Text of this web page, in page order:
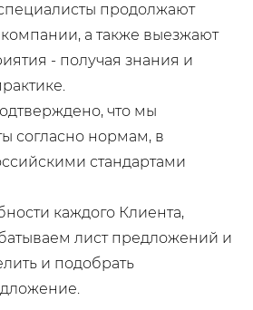
продолжают
а также выезжают
- получая знания и
что мы
согласно нормам, в
стандартами
каждого Клиента,
лист предложений и
и подобрать